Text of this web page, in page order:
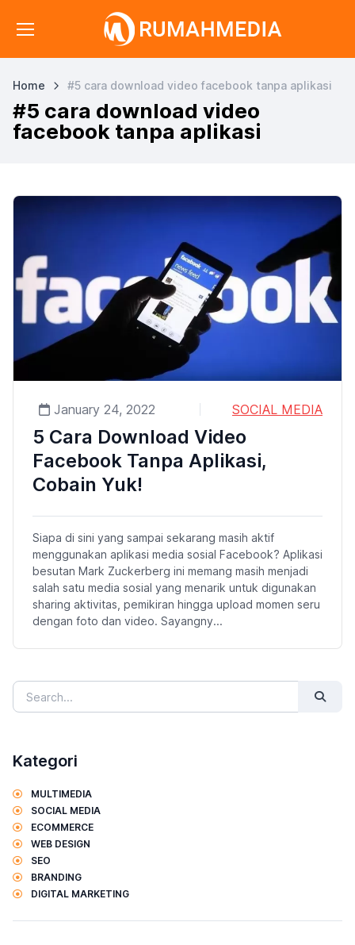
Home #5 cara download video facebook tanpa aplikasi
#5 cara download video
facebook tanpa aplikasi
January 24, 2022 SOCIAL MEDIA
5 Cara Download Video
Facebook Tanpa Aplikasi,
Cobain Yuk!
Siapa di sini yang sampai sekarang masih aktif
menggunakan aplikasi media sosial Facebook? Aplikasi
besutan Mark Zuckerberg ini memang masih menjadi
salah satu media sosial yang menarik untuk digunakan
sharing aktivitas, pemikiran hingga upload momen seru
dengan foto dan video. Sayangny...
Kategori
MULTIMEDIA
SOCIAL MEDIA
ECOMMERCE
WEB DESIGN
SEO
BRANDING
DIGITAL MARKETING